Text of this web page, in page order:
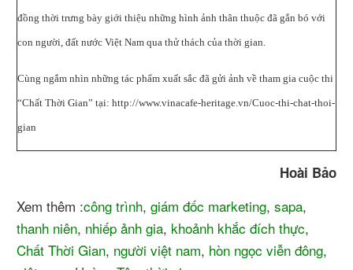
đồng thời trưng bày giới thiệu những hình ảnh thân thuộc đã gắn bó với
con người, đất nước Việt Nam qua thử thách của thời gian.
Cùng ngắm nhìn những tác phẩm xuất sắc đã gửi ảnh về tham gia cuộc thi
“Chất Thời Gian” tại: http://www.vinacafe-heritage.vn/Cuoc-thi-chat-thoi-
gian
Hoài Bảo
Xem thêm :công trình, giám đốc marketing, sapa,
thanh niên, nhiếp ảnh gia, khoảnh khắc đích thực,
Chất Thời Gian, người việt nam, hòn ngọc viễn đông,